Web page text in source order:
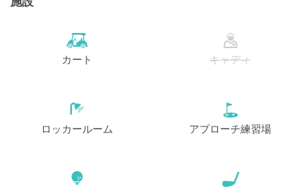
カート キャディ
ロッカールーム アプローチ練習場